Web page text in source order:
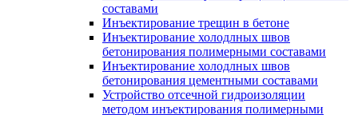
составами
Инъектирование трещин в бетоне
Инъектирование холодлных швов
бетонирования полимерными составами
Инъектирование холодлных швов
бетонирования цементными составами
Устройство отсечной гидроизоляции
методом инъектирования полимерными